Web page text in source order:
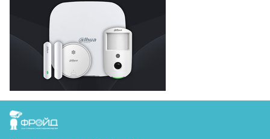
FreudGroup